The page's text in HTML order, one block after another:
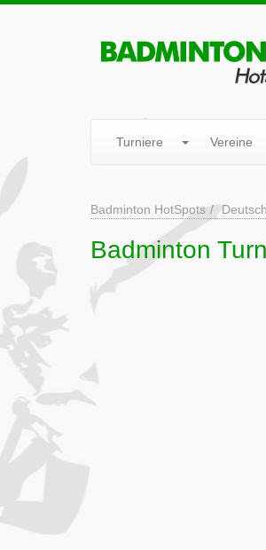
Turniere Vereine
Badminton HotSpots
Badminton